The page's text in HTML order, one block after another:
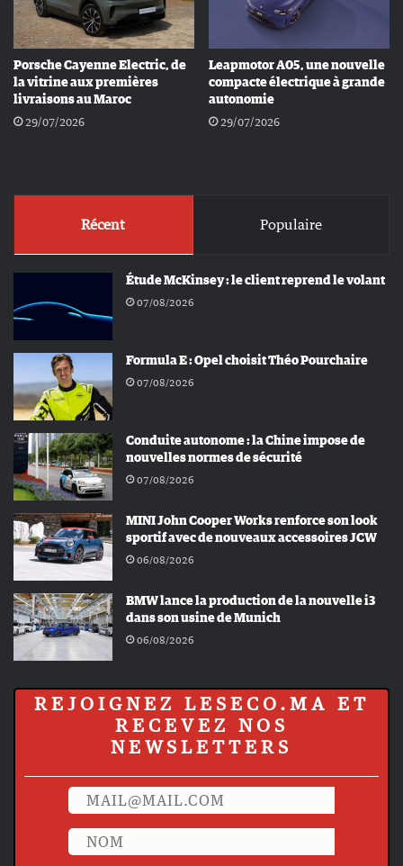
Porsche Cayenne Electric, de
la vitrine aux premières
livraisons au Maroc
29/07/2026
Leapmotor A05, une nouvelle
compacte électrique à grande
autonomie
29/07/2026
Récent Populaire
Étude McKinsey : le client reprend le volant
07/08/2026
Formula E : Opel choisit Théo Pourchaire
07/08/2026
Conduite autonome : la Chine impose de
nouvelles normes de sécurité
07/08/2026
MINI John Cooper Works renforce son look
sportif avec de nouveaux accessoires JCW
06/08/2026
BMW lance la production de la nouvelle i3
dans son usine de Munich
06/08/2026
REJOIGNEZ LESECO.MA ET
RECEVEZ NOS
NEWSLETTERS